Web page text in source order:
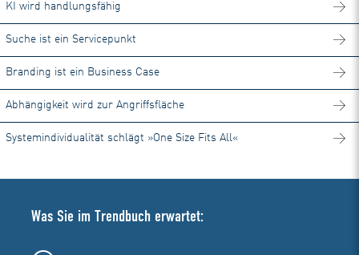
Systemindividualität schlägt »One Size Fits All«
Abhängigkeit wird zur Angriffsfläche
Branding ist ein Business Case
Suche ist ein Servicepunkt
KI wird handlungsfähig
Was Sie im Trendbuch erwartet: